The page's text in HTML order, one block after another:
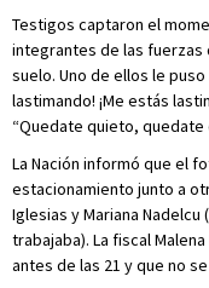
Testigos captaron el
integrantes de las
suelo. Uno de ellos le puso
lastimando! ¡Me estás
“Quedate quieto,
La Nación informó que el
estacionamiento junto a
Iglesias y Mariana
trabajaba). La fiscal
antes de las 21 y que no